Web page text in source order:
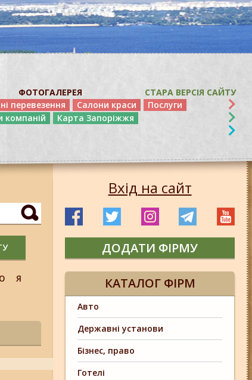
ФОТОГАЛЕРЕЯ
СТАРА ВЕРСІЯ САЙТУ
перевезення Салони краси
Послуги
компаній
Карта Запоріжжя
Я
Вхід на сайт
ДОДАТИ ФІРМУ
КАТАЛОГ ФІРМ
Авто
Державні установи
Бізнес, право
Готелі